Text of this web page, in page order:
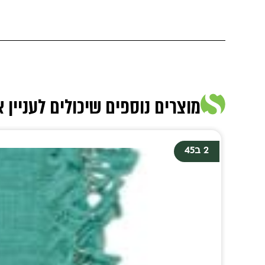
מוצרים נוספים שיכולים
2 ב45